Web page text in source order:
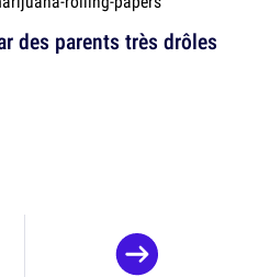
des parents très drôles